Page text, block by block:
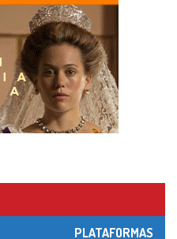
PLATAFORMAS